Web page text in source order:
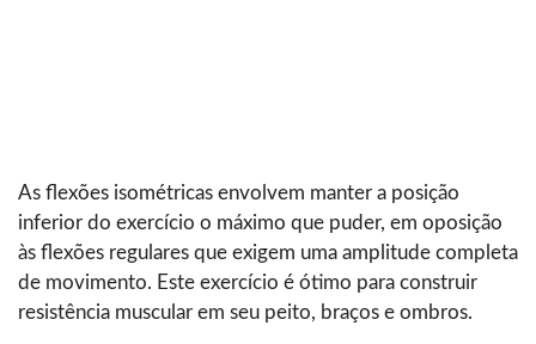
As flexões isométricas envolvem manter a posição
inferior do exercício o máximo que puder, em oposição
às flexões regulares que exigem uma amplitude completa
de movimento. Este exercício é ótimo para construir
resistência muscular em seu peito, braços e ombros.